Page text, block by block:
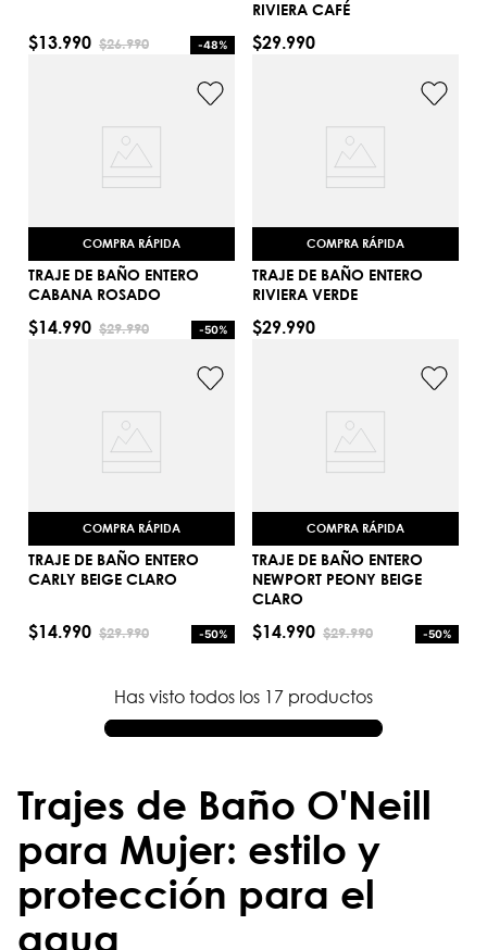
S $26.990
$13.990 -48% S
RIVIERA CAFÉ
$29.990
COMPRA RÁPIDA
L
TRAJE DE BAÑO ENTERO
CABANA ROSADO
$29.990
$14.990 -50%
COMPRA RÁPIDA
S
TRAJE DE BAÑO ENTERO
RIVIERA VERDE
$29.990
COMPRA RÁPIDA
TRAJE DE BAÑO ENTERO
CARLY BEIGE CLARO
$29.990
$14.990 -50%
COMPRA RÁPIDA
TRAJE DE BAÑO ENTERO
NEWPORT PEONY BEIGE
CLARO
$29.990
$14.990 -50%
Has visto todos los 17 productos
Trajes de Baño O'Neill
para Mujer: estilo y
protección para el
agua